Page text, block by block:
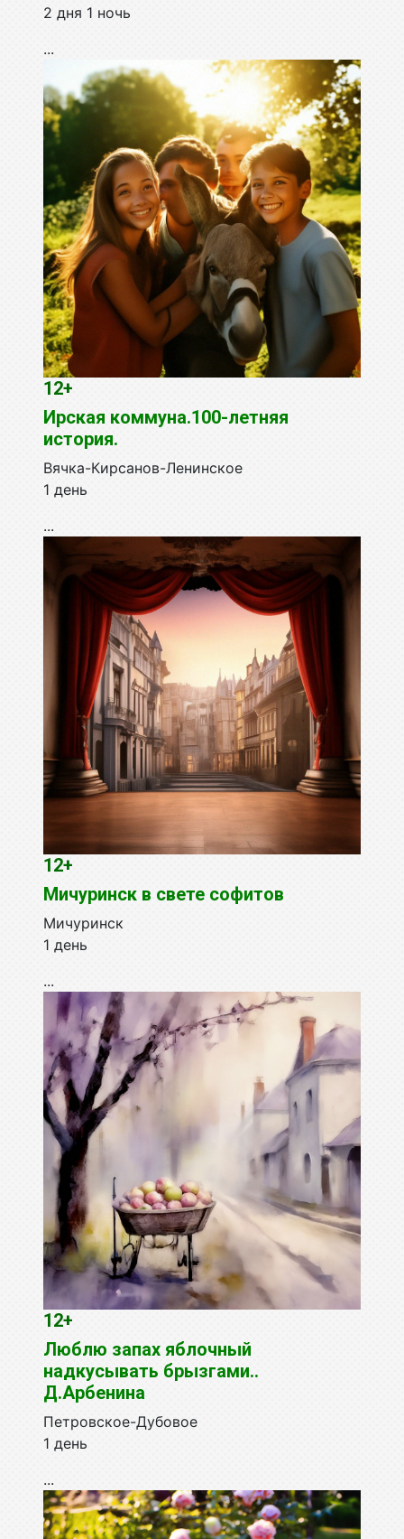
2 дня 1 ночь
...
12+
Ирская коммуна.100-летняя
история.
Вячка-Кирсанов-Ленинское
1 день
...
12+
Мичуринск в свете софитов
Мичуринск
1 день
...
12+
Люблю запах яблочный
надкусывать брызгами..
Д.Арбенина
Петровское-Дубовое
1 день
...